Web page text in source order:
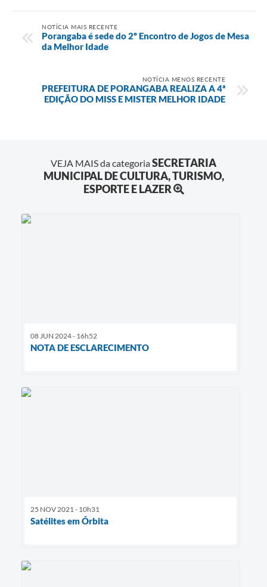
NOTÍCIA MAIS RECENTE
Porangaba é sede do 2º Encontro de Jogos de Mesa
da Melhor Idade
NOTÍCIA MENOS RECENTE
PREFEITURA DE PORANGABA REALIZA A 4ª
EDIÇÃO DO MISS E MISTER MELHOR IDADE
VEJA MAIS da categoriaSECRETARIA
MUNICIPAL DE CULTURA, TURISMO,
ESPORTE E LAZER
08 JUN 2024 - 16h52
NOTA DE ESCLARECIMENTO
25 NOV 2021 - 10h31
Satélites em Órbita